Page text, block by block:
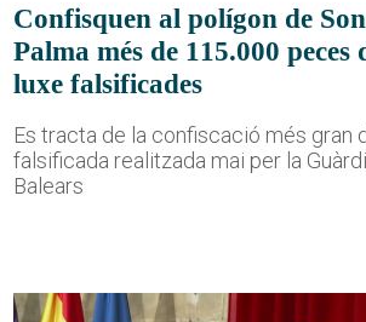
Confisquen al polígon de
Palma més de 115.000 peces
luxe falsificades
Es tracta de la confiscació més gran
falsificada realitzada mai per la
Balears